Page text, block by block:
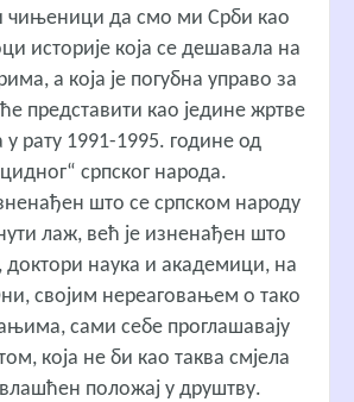
чињеници да смо ми Срби као
историје која се дешавала на
а која је погубна управо за
представити као једине жртве
рату 1991-1995. године од
српског народа.
што се српском народу
лаж, већ је изненађен што
доктори наука и академици, на
својим нереаговањем о тако
сами себе проглашавају
која не би као таква смјела
положај у друштву.